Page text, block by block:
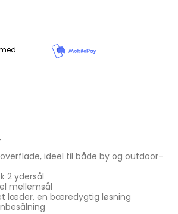
ideel til både by og outdoor-
2 ydersål
mellemsål
læder, en bæredygtig løsning